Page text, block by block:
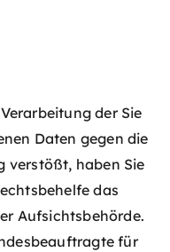
der Sie
Daten gegen die
verstößt, haben Sie
das
Aufsichtsbehörde.
für